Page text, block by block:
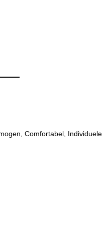
Comfortabel, Individuele